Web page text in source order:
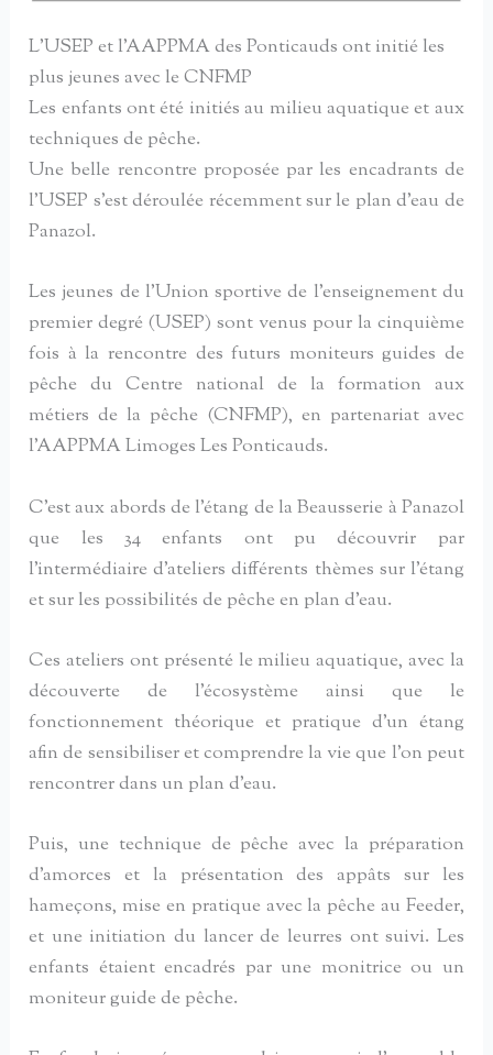
L’USEP et l’AAPPMA des Ponticauds ont initié les
plus jeunes avec le CNFMP
Les enfants ont été initiés au milieu aquatique et aux
techniques de pêche.
Une belle rencontre proposée par les encadrants de
l’USEP s’est déroulée récemment sur le plan d’eau de
Panazol.
Les jeunes de l’Union sportive de l’enseignement du
premier degré (USEP) sont venus pour la cinquième
fois à la rencontre des futurs moniteurs guides de
pêche du Centre national de la formation aux
métiers de la pêche (CNFMP), en partenariat avec
l’AAPPMA Limoges Les Ponticauds.
C’est aux abords de l’étang de la Beausserie à Panazol
que les 34 enfants ont pu découvrir par
l’intermédiaire d’ateliers différents thèmes sur l’étang
et sur les possibilités de pêche en plan d’eau.
Ces ateliers ont présenté le milieu aquatique, avec la
découverte de l’écosystème ainsi que le
fonctionnement théorique et pratique d’un étang
afin de sensibiliser et comprendre la vie que l’on peut
rencontrer dans un plan d’eau.
Puis, une technique de pêche avec la préparation
d’amorces et la présentation des appâts sur les
hameçons, mise en pratique avec la pêche au Feeder,
et une initiation du lancer de leurres ont suivi. Les
enfants étaient encadrés par une monitrice ou un
moniteur guide de pêche.